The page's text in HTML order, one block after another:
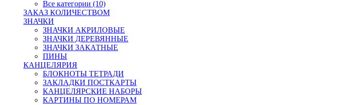
Все категории (10)
ЗАКАЗ КОЛИЧЕСТВОМ
ЗНАЧКИ
ЗНАЧКИ АКРИЛОВЫЕ
ЗНАЧКИ ДЕРЕВЯННЫЕ
ЗНАЧКИ ЗАКАТНЫЕ
ПИНЫ
КАНЦЕЛЯРИЯ
БЛОКНОТЫ ТЕТРАДИ
ЗАКЛАДКИ ПОСТКАРТЫ
КАНЦЕЛЯРСКИЕ НАБОРЫ
КАРТИНЫ ПО НОМЕРАМ